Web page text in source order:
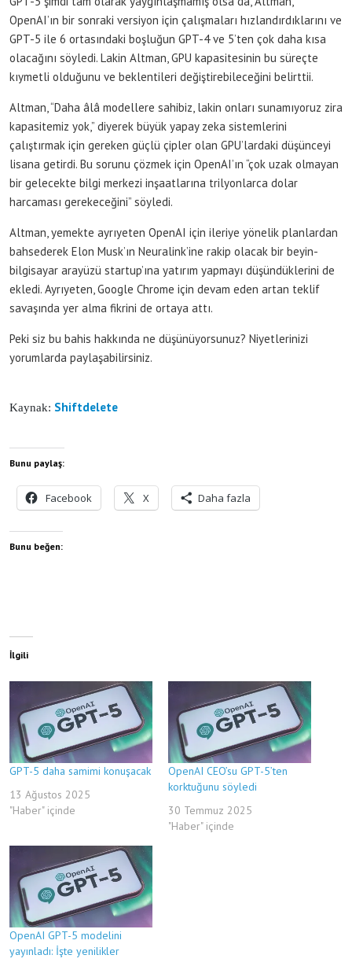
OpenAI’ın bir sonraki versiyon için çalışmaları hızlandırdıklarını ve
GPT-5 ile 6 ortasındaki boşluğun GPT-4 ve 5’ten çok daha kısa
olacağını söyledi. Lakin Altman, GPU kapasitesinin bu süreçte
kıymetli olduğunu ve beklentileri değiştirebileceğini belirttii.
Altman, “Daha âlâ modellere sahibiz, lakin onları sunamıyoruz zira
kapasitemiz yok,” diyerek büyük yapay zeka sistemlerini
çalıştırmak için gereken güçlü çipler olan GPU’lardaki düşünceyi
lisana getirdi. Bu sorunu çözmek için OpenAI’ın “çok uzak olmayan
bir gelecekte bilgi merkezi inşaatlarına trilyonlarca dolar
harcaması gerekeceğini” söyledi.
Altman, yemekte ayrıyeten OpenAI için ileriye yönelik planlardan
bahsederek Elon Musk’ın Neuralink’ine rakip olacak bir beyin-
bilgisayar arayüzü startup’ına yatırım yapmayı düşündüklerini de
ekledi. Ayrıyeten, Google Chrome için devam eden artan teklif
savaşında yer alma fikrini de ortaya attı.
Peki siz bu bahis hakkında ne düşünüyorsunuz? Niyetlerinizi
yorumlarda paylaşabilirsiniz.
Kaynak: Shiftdelete
Bunu paylaş:
Facebook X Daha fazla
Bunu beğen:
İlgili
GPT-5 daha samimi konuşacak
13 Ağustos 2025
"Haber" içinde
OpenAI CEO’su GPT-5’ten
korktuğunu söyledi
30 Temmuz 2025
"Haber" içinde
OpenAI GPT-5 modelini
yayınladı: İşte yenilikler